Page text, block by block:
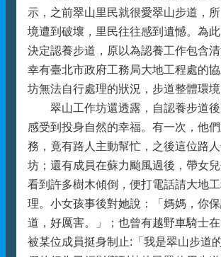
示，之前翠山里民就很愛翠山步道，
境遭到破壞，里民往往感到遺憾。為
決定認養步道，原以為認養工作包含清
幸有臺北市政府工務局大地工程處的
坊無法自行處理的狀況，步道整體環境
翠山工作坊還透露，自認養步道後
感受到投身自然的幸福。有一次，他
務，竟有路人主動幫忙，之後這位路
坊；還有成員在蘇力颱風過後，帶女兒
看到許多樹木傾倒，便打電話請大地
理。小女孩事後對她說：「媽媽，你
道，好厲害。」；也曾有越野車騎士在
被某位成員挺身制止:「我是翠山步道